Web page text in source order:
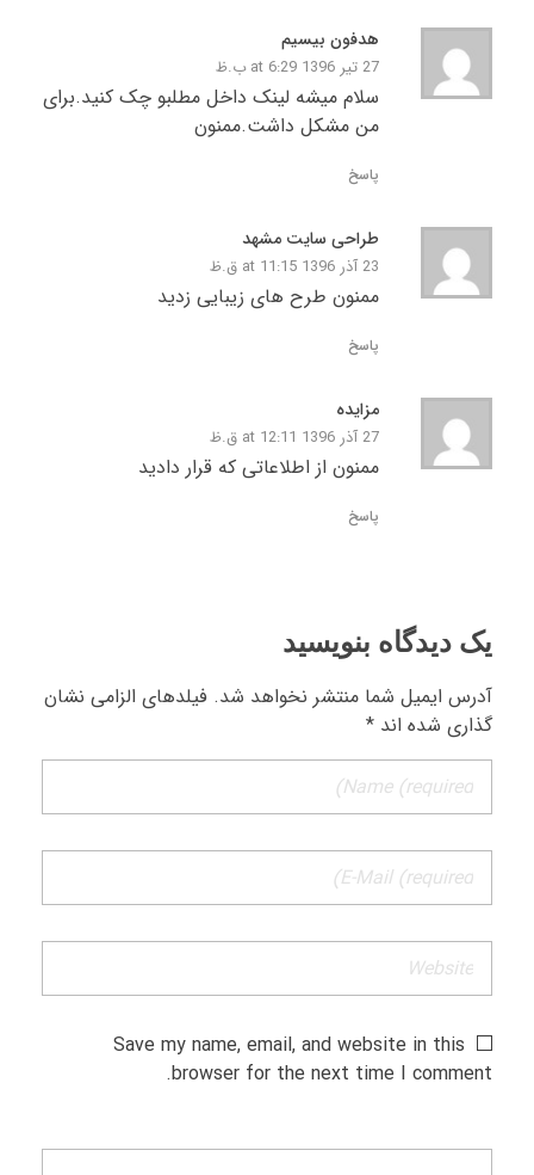
هدفون بیسیم
27 تیر 1396 at 6:29 ب.ظ
سلام میشه لینک داخل مطلبو چک کنید.برای
من مشکل داشت.ممنون
پاسخ
طراحی سایت مشهد
23 آذر 1396 at 11:15 ق.ظ
ممنون طرح های زیبایی زدید
پاسخ
مزایده
27 آذر 1396 at 12:11 ق.ظ
ممنون از اطلاعاتی که قرار دادید
پاسخ
یک دیدگاه بنویسید
آدرس ایمیل شما منتشر نخواهد شد. فیلدهای الزامی نشان
گذاری شده اند *
Save my name, email, and website in this
browser for the next time I comment.